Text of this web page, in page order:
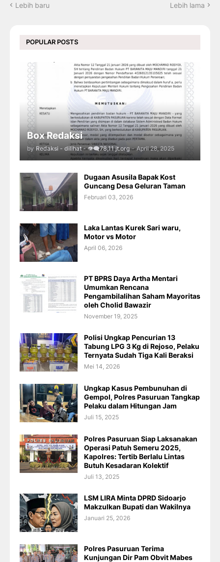
Lebih baru Lebih lama
POPULAR POSTS
Box Redaksi
by Redaksi - dilihat - 👁️‍🗨️78,11 jt.org - April 28, 2025
Dugaan Asusila Bapak Kost
Guncang Desa Geluran Taman
Februari 03, 2026
Laka Lantas Kurek Sari waru,
Motor vs Motor
April 06, 2026
PT BPRS Daya Artha Mentari
Umumkan Rencana
Pengambilalihan Saham Mayoritas
oleh Cholid Bawazir
November 19, 2025
Polisi Ungkap Pencurian 13
Tabung LPG 3 Kg di Rejoso, Pelaku
Ternyata Sudah Tiga Kali Beraksi
Mei 14, 2026
Ungkap Kasus Pembunuhan di
Gempol, Polres Pasuruan Tangkap
Pelaku dalam Hitungan Jam
Juli 15, 2025
Polres Pasuruan Siap Laksanakan
Operasi Patuh Semeru 2025,
Kapolres: Tertib Berlalu Lintas
Butuh Kesadaran Kolektif
Juli 13, 2025
LSM LIRA Minta DPRD Sidoarjo
Makzulkan Bupati dan Wakilnya
Januari 25, 2026
Polres Pasuruan Terima
Kunjungan Dir Pam Obvit Mabes